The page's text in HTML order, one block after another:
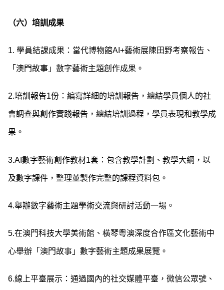
（六）培訓成果
1. 學員結課成果：當代博物館AI+藝術展陳田野考察報告、
「澳門故事」數字藝術主題創作成果。
2.培訓報告1份：編寫詳細的培訓報告，總結學員個人的社
會調查與創作實踐報告，總結培訓過程，學員表現和教學成
果。
3.AI數字藝術創作教材1套：包含教學計劃、教學大綱，以
及數字課件，整理並製作完整的課程資料包。
4.舉辦數字藝術主題學術交流與研討活動一場。
5.在澳門科技大學美術館、橫琴粵澳深度合作區文化藝術中
心舉辦「澳門故事」數字藝術主題成果展覽。
6.線上平臺展示：通過國內的社交媒體平臺，微信公眾號、